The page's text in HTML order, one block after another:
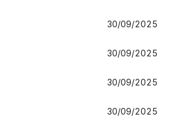
30/09/2025
30/09/2025
30/09/2025
30/09/2025